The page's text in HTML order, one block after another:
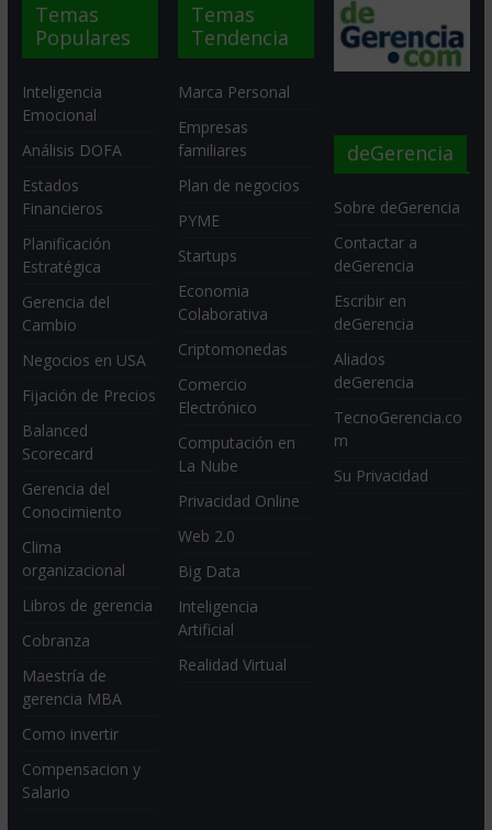
Temas
Populares
Inteligencia
Emocional
Análisis DOFA
Estados
Financieros
Planificación
Estratégica
Gerencia del
Cambio
Negocios en USA
Fijación de Precios
Balanced
Scorecard
Gerencia del
Conocimiento
Clima
organizacional
Libros de gerencia
Cobranza
Maestría de
gerencia MBA
Como invertir
Compensacion y
Salario
Temas
Tendencia
Marca Personal
Empresas
familiares
Plan de negocios
PYME
Startups
Economia
Colaborativa
Criptomonedas
Comercio
Electrónico
Computación en
La Nube
Privacidad Online
Web 2.0
Big Data
Inteligencia
Artificial
Realidad Virtual
deGerencia
Sobre deGerencia
Contactar a
deGerencia
Escribir en
deGerencia
Aliados
deGerencia
TecnoGerencia.co
m
Su Privacidad